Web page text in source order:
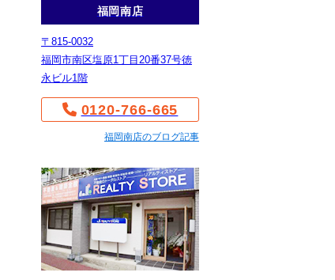
福岡南店
〒815-0032
福岡市南区塩原1丁目20番37号徳
永ビル1階
0120-766-665
福岡南店のブログ記事